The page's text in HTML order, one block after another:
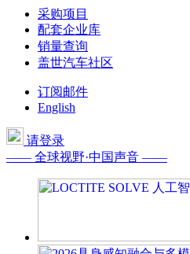
采购项目
配套企业库
销量查询
盖世汽车社区
订阅邮件
English
请登录
—— 全球视野·中国声音 ——